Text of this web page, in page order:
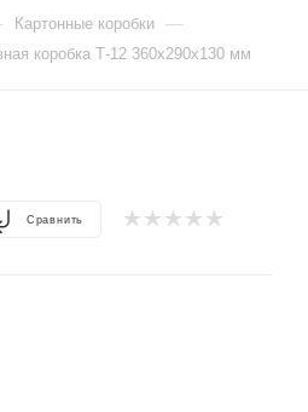
Картонные коробки —
коробка Т-12 360х290х130 мм
Сравнить